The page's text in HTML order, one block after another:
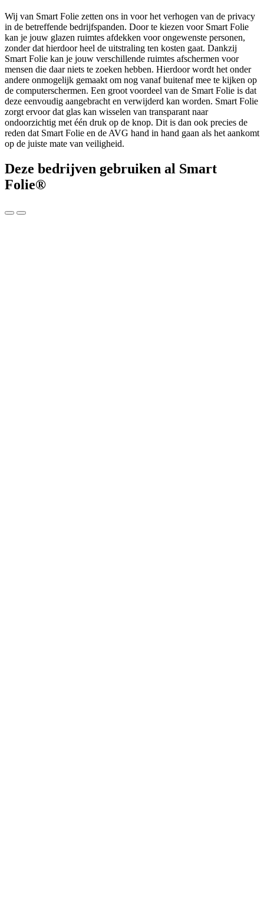
Wij van Smart Folie zetten ons in voor het verhogen van de privacy
in de betreffende bedrijfspanden. Door te kiezen voor Smart Folie
kan je jouw glazen ruimtes afdekken voor ongewenste personen,
zonder dat hierdoor heel de uitstraling ten kosten gaat. Dankzij
Smart Folie kan je jouw verschillende ruimtes afschermen voor
mensen die daar niets te zoeken hebben. Hierdoor wordt het onder
andere onmogelijk gemaakt om nog vanaf buitenaf mee te kijken op
de computerschermen. Een groot voordeel van de Smart Folie is dat
deze eenvoudig aangebracht en verwijderd kan worden. Smart Folie
zorgt ervoor dat glas kan wisselen van transparant naar
ondoorzichtig met één druk op de knop. Dit is dan ook precies de
reden dat Smart Folie en de AVG hand in hand gaan als het aankomt
op de juiste mate van veiligheid.
Deze bedrijven gebruiken al Smart
Folie®